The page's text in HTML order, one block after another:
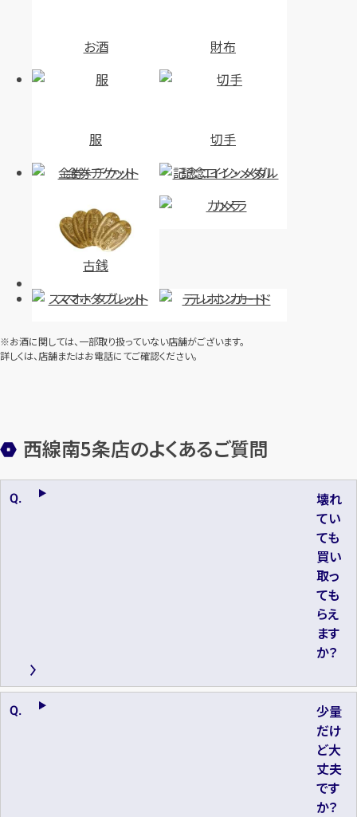
お酒 財布
服
切手
金券・チケット
記念コイン・メダル
古銭
カメラ
スマホ・タブレット テレホンカード
※お酒に関しては、一部取り扱っていない店舗がございます。
詳しくは、店舗またはお電話にてご確認ください。
西線南5条店のよくあるご質問
壊れ
てい
ても
買い
取っ
ても
らえ
ます
か？
少量
だけ
ど大
丈夫
です
か？